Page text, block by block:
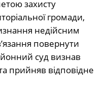
захисту
громади,
недійсним
повернути
суд визнав
прийняв відповідне